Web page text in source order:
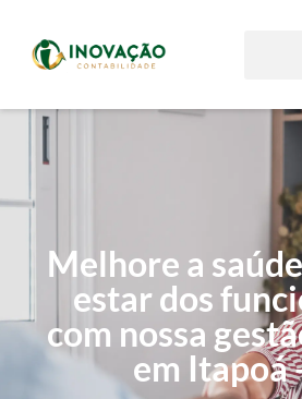
Melhore a
estar dos
com nossa
em Itapoá